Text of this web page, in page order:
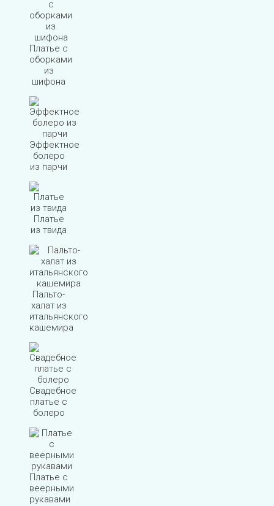
Платье с
оборками
из
шифона
Эффектное
болеро
из парчи
Платье
из твида
Пальто-
халат из
итальянского
кашемира
Свадебное
платье с
болеро
Платье с
веерными
рукавами